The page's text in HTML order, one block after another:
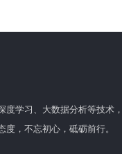
度学习、大数据分析等技术
，不忘初心，砥砺前行。